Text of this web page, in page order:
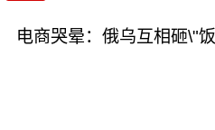
电商哭晕：俄乌互相砸\"